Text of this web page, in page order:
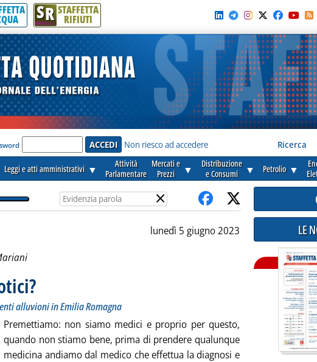
SR STAFFETTA
RIFIUTI
Non riesco ad accedere Ricerca
Leggi e atti amministrativi ▼
Attività
Parlamentare
Mercati e
Prezzi
▼
Distribuzione
e Consumi
▼ Petrolio ▼
×
lunedì 5 giugno 2023
alluvioni in Emilia Romagna
Premettiamo: non siamo medici e proprio per questo,
quando non stiamo bene, prima di prendere qualunque
medicina andiamo dal medico che effettua la diagnosi e
LE